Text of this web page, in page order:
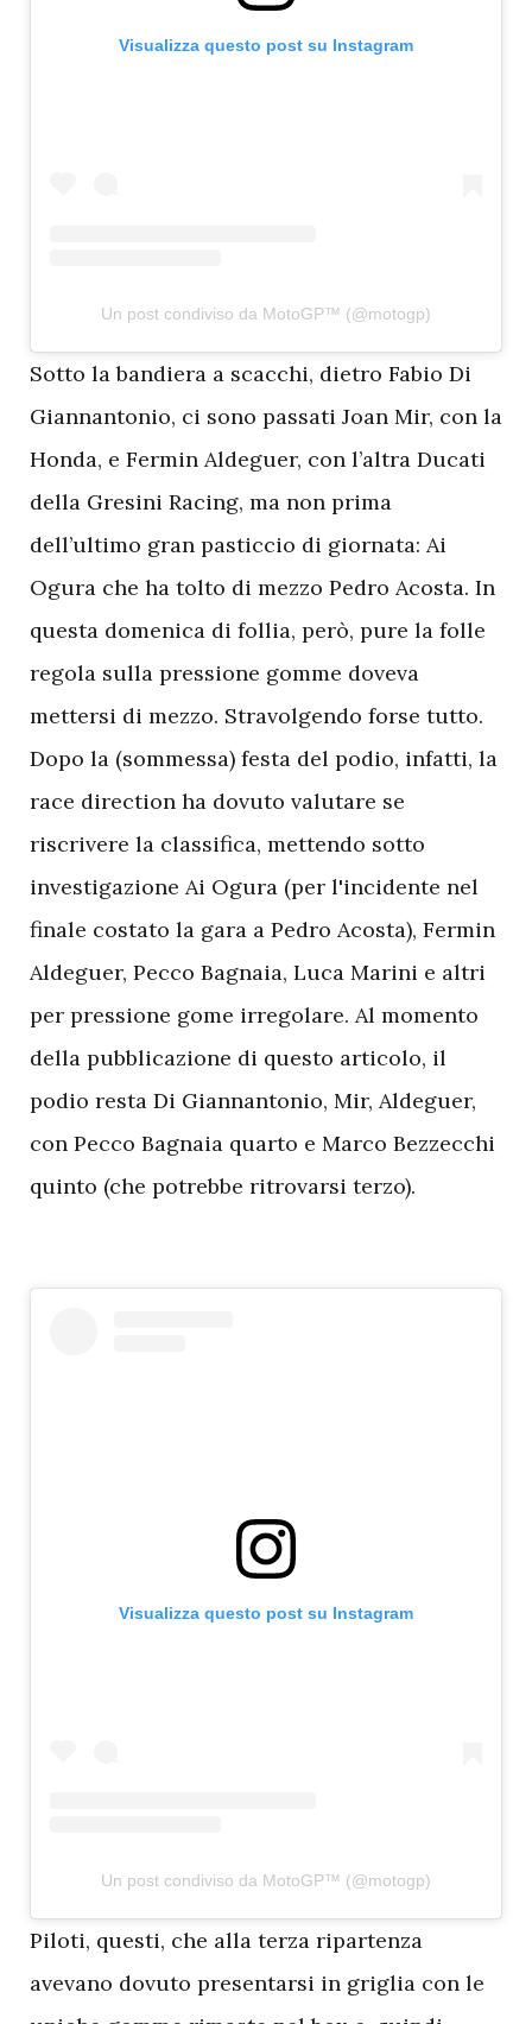
Visualizza questo post su Instagram
Un post condiviso da MotoGP™ (@motogp)
Sotto la bandiera a scacchi, dietro Fabio Di
Giannantonio, ci sono passati Joan Mir, con la
Honda, e Fermin Aldeguer, con l’altra Ducati
della Gresini Racing, ma non prima
dell’ultimo gran pasticcio di giornata: Ai
Ogura che ha tolto di mezzo Pedro Acosta. In
questa domenica di follia, però, pure la folle
regola sulla pressione gomme doveva
mettersi di mezzo. Stravolgendo forse tutto.
Dopo la (sommessa) festa del podio, infatti, la
race direction ha dovuto valutare se
riscrivere la classifica, mettendo sotto
investigazione Ai Ogura (per l'incidente nel
finale costato la gara a Pedro Acosta), Fermin
Aldeguer, Pecco Bagnaia, Luca Marini e altri
per pressione gome irregolare. Al momento
della pubblicazione di questo articolo, il
podio resta Di Giannantonio, Mir, Aldeguer,
con Pecco Bagnaia quarto e Marco Bezzecchi
quinto (che potrebbe ritrovarsi terzo).
Visualizza questo post su Instagram
Un post condiviso da MotoGP™ (@motogp)
Piloti, questi, che alla terza ripartenza
avevano dovuto presentarsi in griglia con le